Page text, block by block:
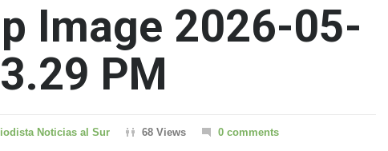
Image 2026-05-
PM
Noticias al Sur 68 Views 0 comments